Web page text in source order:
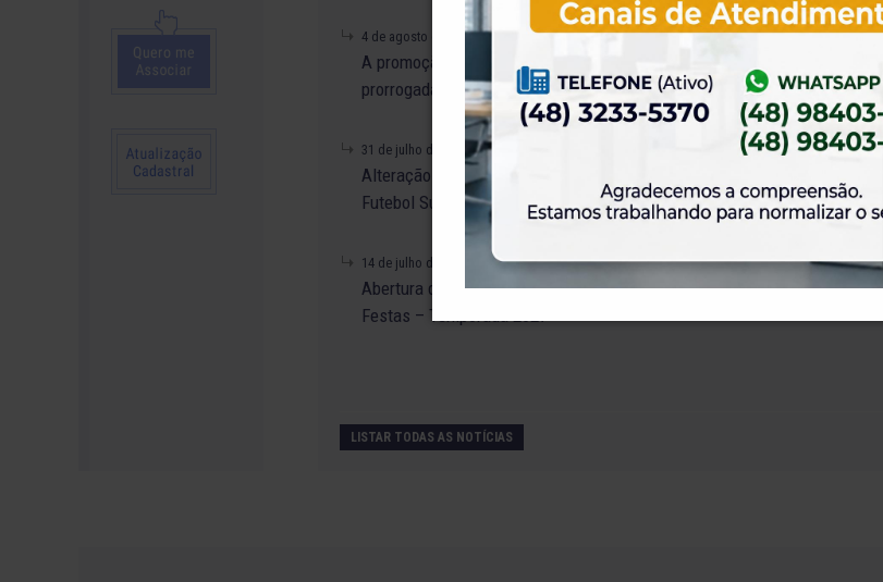
4 de agosto de 2026
A promoção da taxa de adesão foi
prorrogada até dia 31 de Agosto.
31 de julho de 2026
divertir com a gente.
31 de julho de 2026
Alteração no Regimento do Campo de
Futebol Suíço.
23 de julho de 2026
O Torneio de Duplas
PróTênis 2026 está
14 de julho de 2026
Abertura de Reservas para os Salões de
Festas – Temporada 2027
2 de julho de 2026
Venha curtir a Festa
LISTAR TODAS AS NOTÍCIAS